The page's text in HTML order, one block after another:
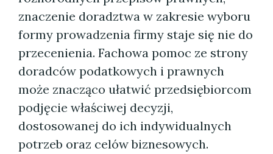
znaczenie doradztwa w zakresie wyboru
formy prowadzenia firmy staje się nie do
przecenienia. Fachowa pomoc ze strony
doradców podatkowych i prawnych
może znacząco ułatwić przedsiębiorcom
podjęcie właściwej decyzji,
dostosowanej do ich indywidualnych
potrzeb oraz celów biznesowych.